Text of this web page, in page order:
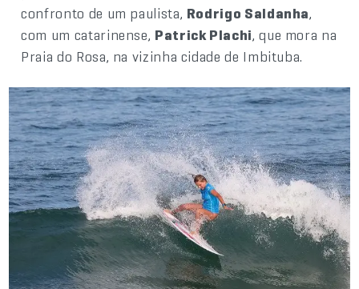
confronto de um paulista, Rodrigo Saldanha,
com um catarinense, Patrick Plachi, que mora na
Praia do Rosa, na vizinha cidade de Imbituba.